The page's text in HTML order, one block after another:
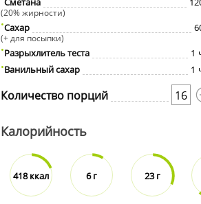
(20% жирности)
Сахар
(+ для посыпки)
Разрыхлитель теста 1
Ванильный сахар
1
Количество порций 16
Калорийность
418 ккал 6 г 23 г